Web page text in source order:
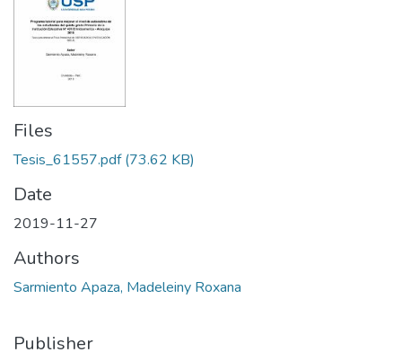
Files
Tesis_61557.pdf(73.62 KB)
Date
2019-11-27
Authors
Sarmiento Apaza, Madeleiny Roxana
Publisher